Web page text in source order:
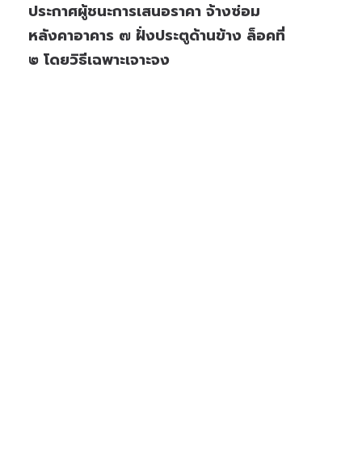
ประกาศผู้ชนะการเสนอราคา จ้างซ่อม
หลังคาอาคาร ๗ ฝั่งประตูด้านข้าง ล็อคที่
๒ โดยวิธีเฉพาะเจาะจง